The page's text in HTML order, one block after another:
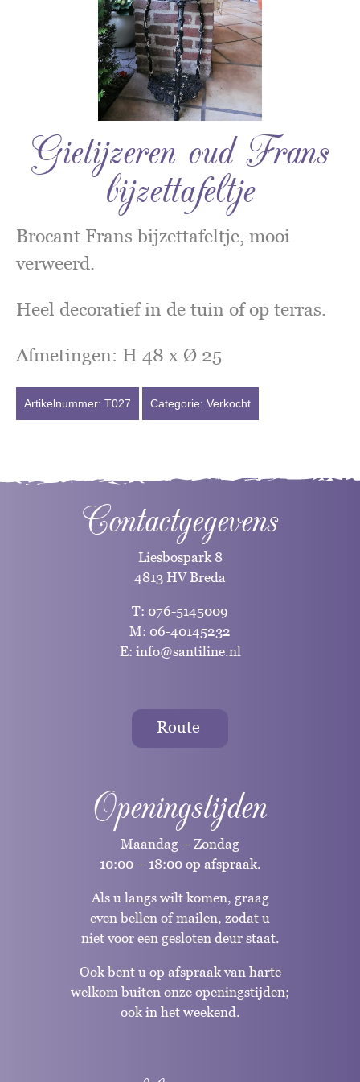
Gietijzeren oud Frans
bijzettafeltje
Brocant Frans bijzettafeltje, mooi
verweerd.
Heel decoratief in de tuin of op terras.
Afmetingen: H 48 x Ø 25
Artikelnummer: T027 Categorie: Verkocht
Contactgegevens
Liesbospark 8
4813 HV Breda
T: 076-5145009
M: 06-40145232
E: info@santiline.nl
Route
Openingstijden
Maandag – Zondag
10:00 – 18:00 op afspraak.
Als u langs wilt komen, graag
even bellen of mailen, zodat u
niet voor een gesloten deur staat.
Ook bent u op afspraak van harte
welkom buiten onze openingstijden;
ook in het weekend.